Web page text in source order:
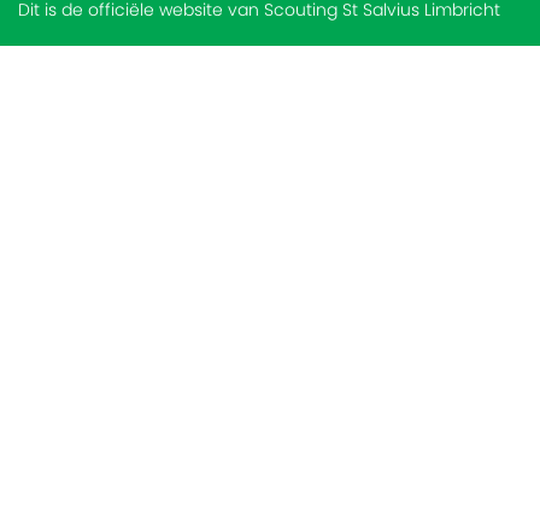
Dit is de officiële website van Scouting St Salvius Limbricht